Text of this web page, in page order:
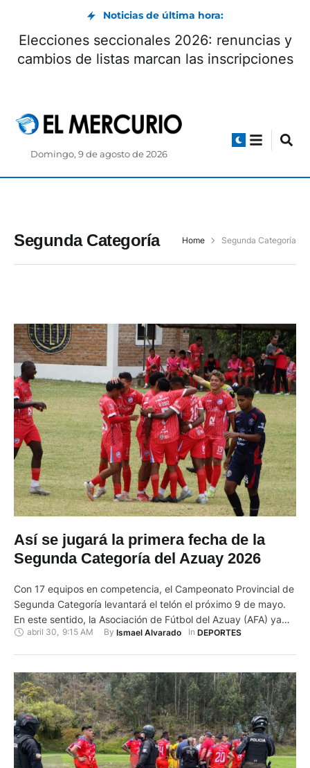
Noticias de última hora:
Elecciones seccionales 2026: renuncias y
cambios de listas marcan las inscripciones
Domingo, 9 de agosto de 2026
Segunda Categoría Home Segunda Categoría
Así se jugará la primera fecha de la
Segunda Categoría del Azuay 2026
Con 17 equipos en competencia, el Campeonato Provincial de
Segunda Categoría levantará el telón el próximo 9 de mayo.
En este sentido, la Asociación de Fútbol del Azuay (AFA) ya
definió el calendario de la primera fase. El actual campeón,
abril 30, 9:15 AM By Ismael Alvarado In DEPORTES